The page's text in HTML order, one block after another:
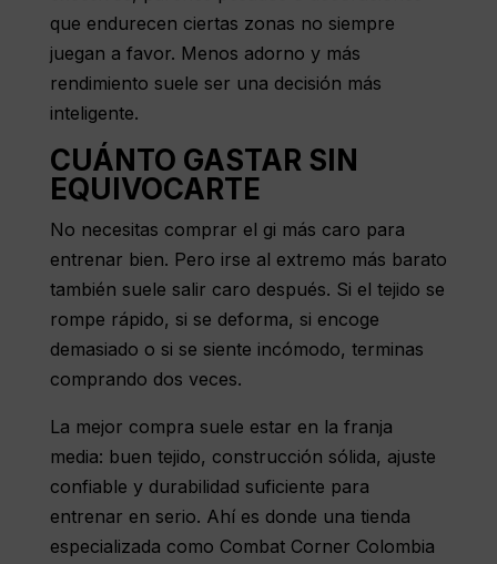
que endurecen ciertas zonas no siempre
juegan a favor. Menos adorno y más
rendimiento suele ser una decisión más
inteligente.
CUÁNTO GASTAR SIN
EQUIVOCARTE
No necesitas comprar el gi más caro para
entrenar bien. Pero irse al extremo más barato
también suele salir caro después. Si el tejido se
rompe rápido, si se deforma, si encoge
demasiado o si se siente incómodo, terminas
comprando dos veces.
La mejor compra suele estar en la franja
media: buen tejido, construcción sólida, ajuste
confiable y durabilidad suficiente para
entrenar en serio. Ahí es donde una tienda
especializada como Combat Corner Colombia